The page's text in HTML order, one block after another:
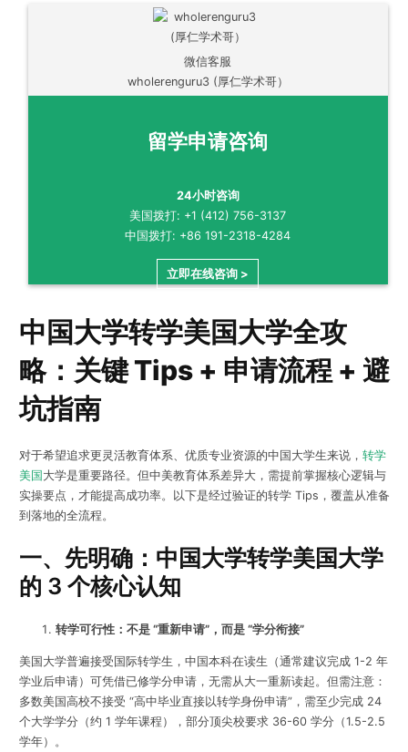
微信客服
wholerenguru3 (厚仁学术哥）
留学申请咨询
24小时咨询
美国拨打: +1 (412) 756-3137
中国拨打: +86 191-2318-4284
立即在线咨询 >
中国大学转学美国大学全攻
略：关键 Tips + 申请流程 + 避
坑指南
对于希望追求更灵活教育体系、优质专业资源的中国大学生来说， 转学
美国大学是重要路径。但中美教育体系差异大，需提前掌握核心逻辑与
实操要点，才能提高成功率。以下是经过验证的转学 Tips，覆盖从准备
到落地的全流程。
一、先明确：中国大学转学美国大学
的 3 个核心认知
转学可行性：不是 “重新申请”，而是 “学分衔接”
美国大学普遍接受国际转学生，中国本科在读生（通常建议完成 1-2 年
学业后申请）可凭借已修学分申请，无需从大一重新读起。但需注意：
多数美国高校不接受 “高中毕业直接以转学身份申请”，需至少完成 24
个大学学分（约 1 学年课程），部分顶尖校要求 36-60 学分（1.5-2.5
学年）。